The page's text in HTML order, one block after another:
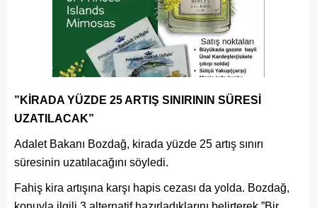
”KİRADA YÜZDE 25 ARTIŞ SINIRININ SÜRESİ
UZATILACAK”
Adalet Bakanı Bozdağ, kirada yüzde 25 artış sınırı
süresinin uzatılacağını söyledi.
Fahiş kira artışına karşı hapis cezası da yolda. Bozdağ,